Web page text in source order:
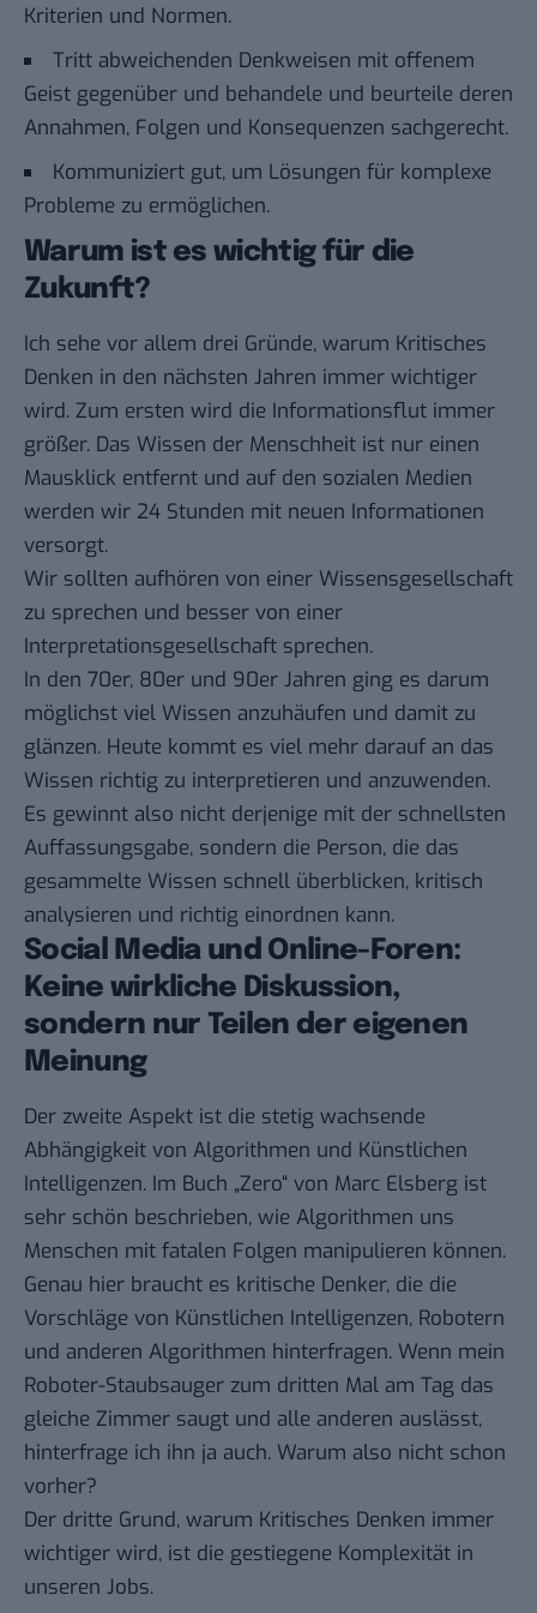
Kriterien und Normen.
Tritt abweichenden Denkweisen mit offenem
Geist gegenüber und behandele und beurteile deren
Annahmen, Folgen und Konsequenzen sachgerecht.
Kommuniziert gut, um Lösungen für komplexe
Probleme zu ermöglichen.
Warum ist es wichtig für die
Zukunft?
Ich sehe vor allem drei Gründe, warum Kritisches
Denken in den nächsten Jahren immer wichtiger
wird. Zum ersten wird die Informationsflut immer
größer. Das Wissen der Menschheit ist nur einen
Mausklick entfernt und auf den sozialen Medien
werden wir 24 Stunden mit neuen Informationen
versorgt.
Wir sollten aufhören von einer Wissensgesellschaft
zu sprechen und besser von einer
Interpretationsgesellschaft sprechen.
In den 70er, 80er und 90er Jahren ging es darum
möglichst viel Wissen anzuhäufen und damit zu
glänzen. Heute kommt es viel mehr darauf an das
Wissen richtig zu interpretieren und anzuwenden.
Es gewinnt also nicht derjenige mit der schnellsten
Auffassungsgabe, sondern die Person, die das
gesammelte Wissen schnell überblicken, kritisch
analysieren und richtig einordnen kann.
Social Media und Online-Foren:
Keine wirkliche Diskussion,
sondern nur Teilen der eigenen
Meinung
Der zweite Aspekt ist die stetig wachsende
Abhängigkeit von Algorithmen und Künstlichen
Intelligenzen. Im Buch „Zero“ von Marc Elsberg ist
sehr schön beschrieben, wie Algorithmen uns
Menschen mit fatalen Folgen manipulieren können.
Genau hier braucht es kritische Denker, die die
Vorschläge von Künstlichen Intelligenzen, Robotern
und anderen Algorithmen hinterfragen. Wenn mein
Roboter-Staubsauger zum dritten Mal am Tag das
gleiche Zimmer saugt und alle anderen auslässt,
hinterfrage ich ihn ja auch. Warum also nicht schon
vorher?
Der dritte Grund, warum Kritisches Denken immer
wichtiger wird, ist die gestiegene Komplexität in
unseren Jobs.